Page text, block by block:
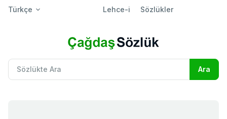
Türkçe Lehce-i Sözlükler